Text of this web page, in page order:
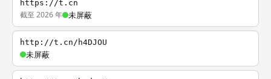
https://t.cn
截至 2026 年 未屏蔽
http://t.cn/h4DJOU
未屏蔽